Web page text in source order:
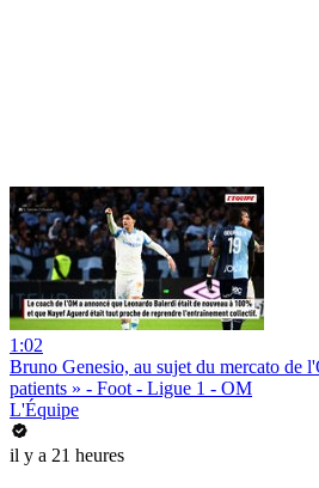
1:02
Bruno Genesio, au sujet du mercato de
patients » - Foot - Ligue 1 - OM
L'Équipe
il y a 21 heures